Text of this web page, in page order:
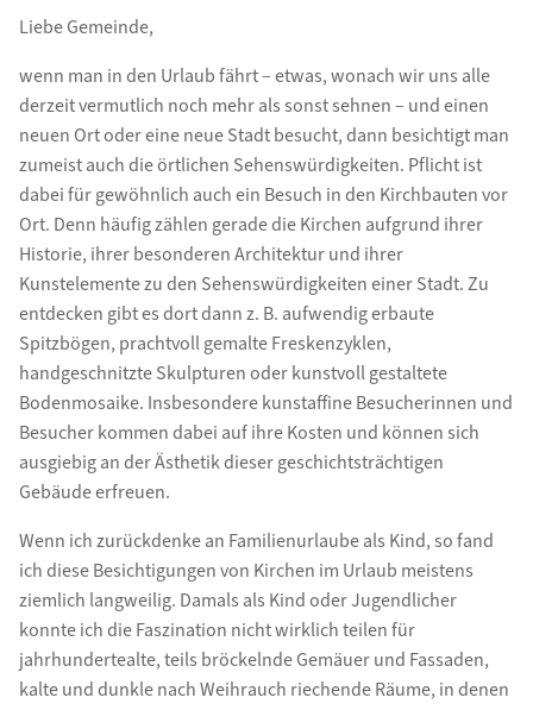
Liebe Gemeinde,
wenn man in den Urlaub fährt – etwas, wonach wir uns alle
derzeit vermutlich noch mehr als sonst sehnen – und einen
neuen Ort oder eine neue Stadt besucht, dann besichtigt man
zumeist auch die örtlichen Sehenswürdigkeiten. Pflicht ist
dabei für gewöhnlich auch ein Besuch in den Kirchbauten vor
Ort. Denn häufig zählen gerade die Kirchen aufgrund ihrer
Historie, ihrer besonderen Architektur und ihrer
Kunstelemente zu den Sehenswürdigkeiten einer Stadt. Zu
entdecken gibt es dort dann z. B. aufwendig erbaute
Spitzbögen, prachtvoll gemalte Freskenzyklen,
handgeschnitzte Skulpturen oder kunstvoll gestaltete
Bodenmosaike. Insbesondere kunstaffine Besucherinnen und
Besucher kommen dabei auf ihre Kosten und können sich
ausgiebig an der Ästhetik dieser geschichtsträchtigen
Gebäude erfreuen.
Wenn ich zurückdenke an Familienurlaube als Kind, so fand
ich diese Besichtigungen von Kirchen im Urlaub meistens
ziemlich langweilig. Damals als Kind oder Jugendlicher
konnte ich die Faszination nicht wirklich teilen für
jahrhundertealte, teils bröckelnde Gemäuer und Fassaden,
kalte und dunkle nach Weihrauch riechende Räume, in denen